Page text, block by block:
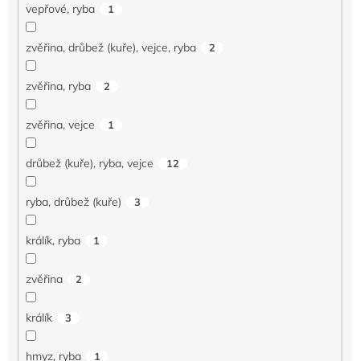
vepřové, ryba 1
zvěřina, drůbež (kuře), vejce, ryba 2
zvěřina, ryba 2
zvěřina, vejce 1
drůbež (kuře), ryba, vejce 12
ryba, drůbež (kuře) 3
králík, ryba 1
zvěřina 2
králík 3
hmyz, ryba 1